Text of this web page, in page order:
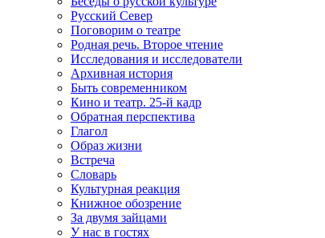
Русский Север
Поговорим о театре
Родная речь. Второе чтение
Исследования и исследователи
Архивная история
Быть современником
Кино и театр. 25-й кадр
Обратная перспектива
Глагол
Образ жизни
Встреча
Словарь
Культурная реакция
Книжное обозрение
За двумя зайцами
У нас в гостях